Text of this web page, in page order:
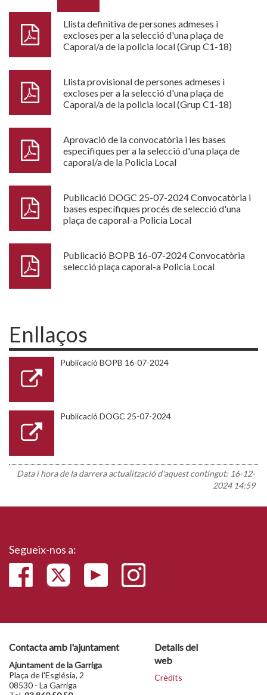
Llista definitiva de persones admeses i
excloses per a la selecció d'una plaça de
Caporal/a de la policia local (Grup C1-18)
Llista provisional de persones admeses i
excloses per a la selecció d'una plaça de
Caporal/a de la policia local (Grup C1-18)
Aprovació de la convocatòria i les bases
especifiques per a la selecció d'una plaça de
caporal/a de la Policia Local
Publicació DOGC 25-07-2024 Convocatòria i
bases específiques procés de selecció d'una
plaça de caporal-a Policia Local
Publicació BOPB 16-07-2024 Convocatòria
selecció plaça caporal-a Policia Local
Enllaços
Publicació BOPB 16-07-2024
Publicació DOGC 25-07-2024
Data i hora de la darrera actualització d'aquest contingut: 16-12-
2024 14:59
Segueix-nos a:
Contacta amb l'ajuntament
Ajuntament de la Garriga
Plaça de l'Església, 2
08530 - La Garriga
Detalls del
web
Crèdits